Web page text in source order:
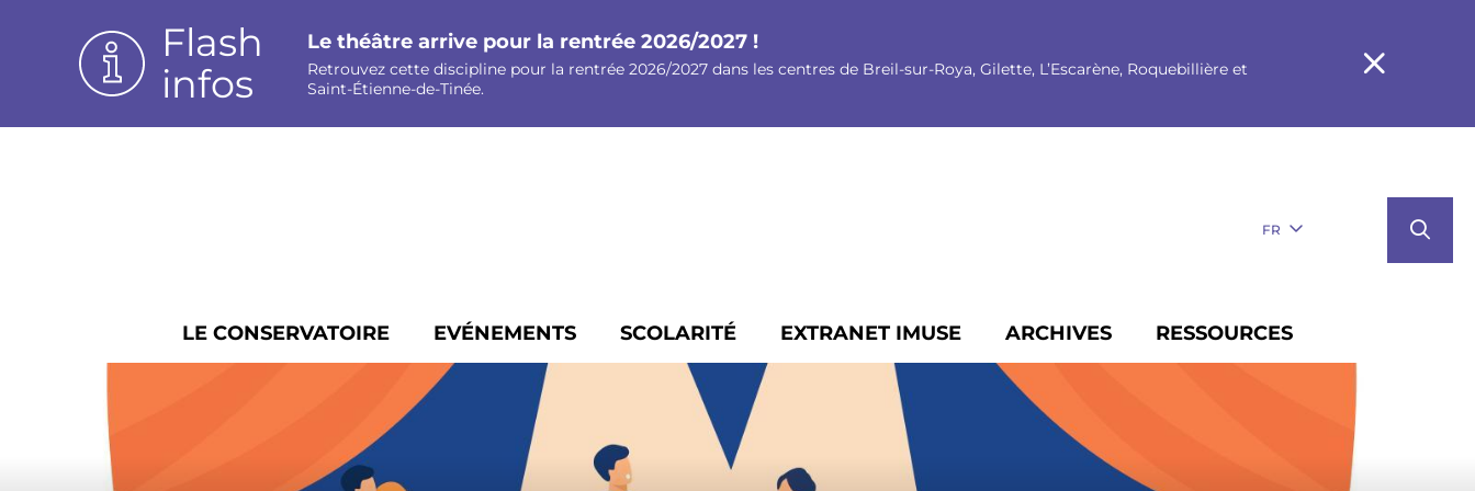
Flash
infos
Le théâtre arrive pour la rentrée 2026/2027 !
Retrouvez cette discipline pour la rentrée 2026/2027 dans les centres de Breil-sur-Roya, Gilette, L’Escarène, Roquebillière et
Saint-Étienne-de-Tinée.
FR
LE CONSERVATOIRE EVÉNEMENTS SCOLARITÉ EXTRANET IMUSE ARCHIVES RESSOURCES